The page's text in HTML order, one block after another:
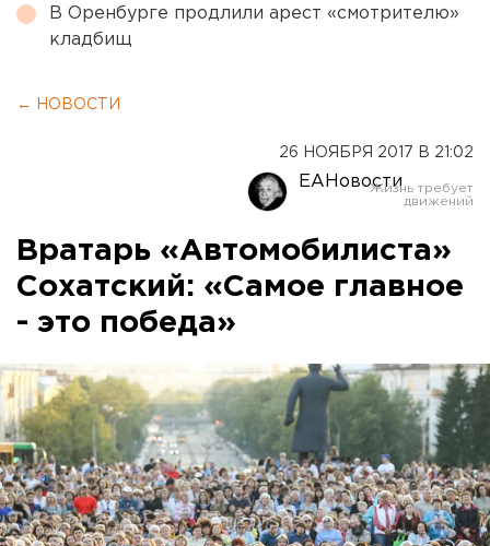
В Оренбурге продлили арест «смотрителю»
кладбищ
← НОВОСТИ
26 НОЯБРЯ 2017 В 21:02
ЕАНовости
Вратарь «Автомобилиста»
Сохатский: «Самое главное
- это победа»